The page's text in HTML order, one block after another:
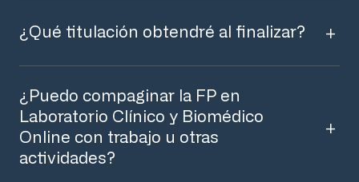
¿Qué titulación obtendré al finalizar?
¿Puedo compaginar la FP en
Laboratorio Clínico y Biomédico
Online con trabajo u otras
actividades?